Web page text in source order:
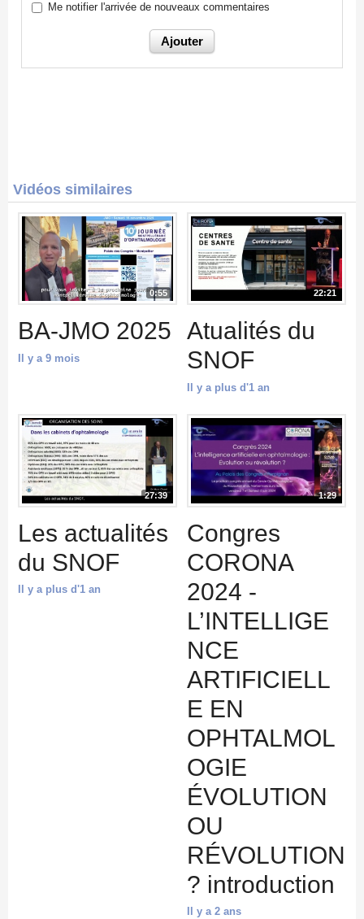
Vidéos similaires
0:55
BA-JMO 2025
Il y a 9 mois
22:21
Atualités du
SNOF
Il y a plus d'1 an
27:39
Les actualités
du SNOF
Il y a plus d'1 an
1:29
Congres
CORONA
2024 -
L’INTELLIGE
NCE
ARTIFICIELL
E EN
OPHTALMOL
OGIE
ÉVOLUTION
OU
RÉVOLUTION
? introduction
Il y a 2 ans
Me notifier l'arrivée de nouveaux commentaires